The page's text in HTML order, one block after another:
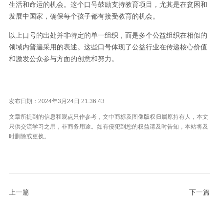
生活和命运的机会。这个口号鼓励支持教育项目，尤其是在贫困和
发展中国家，确保每个孩子都有接受教育的机会。
以上口号的出处并非特定的单一组织，而是多个公益组织在相似的
领域内普遍采用的表述。这些口号体现了公益行业在传递核心价值
和激发公众参与方面的创意和努力。
发布日期：2024年3月24日 21:36:43
文章所提到的信息和观点只作参考，文中商标及图像版权归属原持有人，本文
只供交流学习之用，非商务用途。如有侵犯到您的权益请及时告知，本站将及
时删除或更换。
上一篇 下一篇